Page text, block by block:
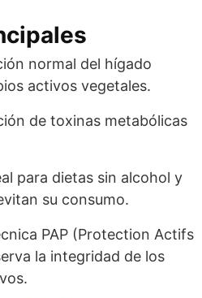
normal del hígado
activos vegetales.
de toxinas metabólicas
para dietas sin alcohol y
su consumo.
PAP (Protection Actifs
la integridad de los